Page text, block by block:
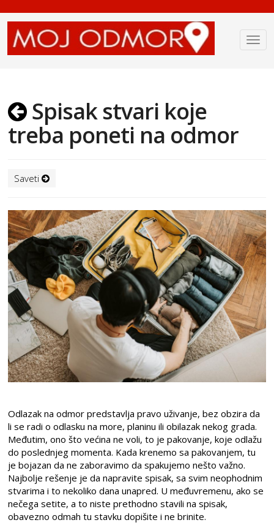
Spisak stvari koje
treba poneti na odmor
Saveti
Odlazak na odmor predstavlja pravo uživanje, bez obzira da
li se radi o odlasku na more, planinu ili obilazak nekog grada.
Međutim, ono što većina ne voli, to je pakovanje, koje odlažu
do poslednjeg momenta. Kada krenemo sa pakovanjem, tu
je bojazan da ne zaboravimo da spakujemo nešto važno.
Najbolje rešenje je da napravite spisak, sa svim neophodnim
stvarima i to nekoliko dana unapred. U međuvremenu, ako se
nečega setite, a to niste prethodno stavili na spisak,
obavezno odmah tu stavku dopišite i ne brinite.